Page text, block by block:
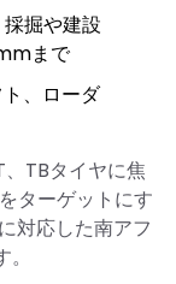
掘や建設
まで
、ローダ
TBタイヤに焦
ターゲットにす
対応した南アフ